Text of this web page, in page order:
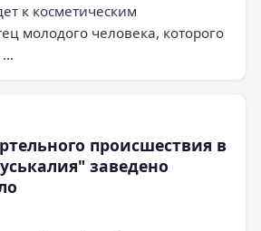
к косметическим
молодого человека, которого
…
происшествия в
заведено